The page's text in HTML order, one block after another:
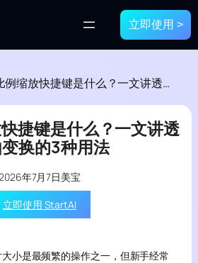
立即使用 >
放快捷键是什么？一文讲透自由变换的3种用法
捷键是什么？一文讲透
换的3种用法
年7月7日美宝
立即使用 StartAI
小是最频繁的操作之一，但新手经常